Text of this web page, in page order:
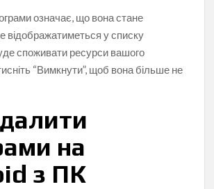
означає, що вона стане
відображатиметься у списку
споживати ресурси вашого
“Вимкнути”, щоб вона більше не
на
з ПК